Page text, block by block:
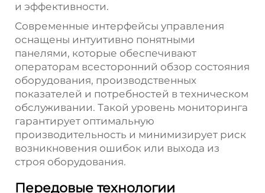
и эффективности.
Современные интерфейсы управления
оснащены интуитивно понятными
панелями, которые обеспечивают
операторам всесторонний обзор состояния
оборудования, производственных
показателей и потребностей в техническом
обслуживании. Такой уровень мониторинга
гарантирует оптимальную
производительность и минимизирует риск
возникновения ошибок или выхода из
строя оборудования.
Передовые технологии